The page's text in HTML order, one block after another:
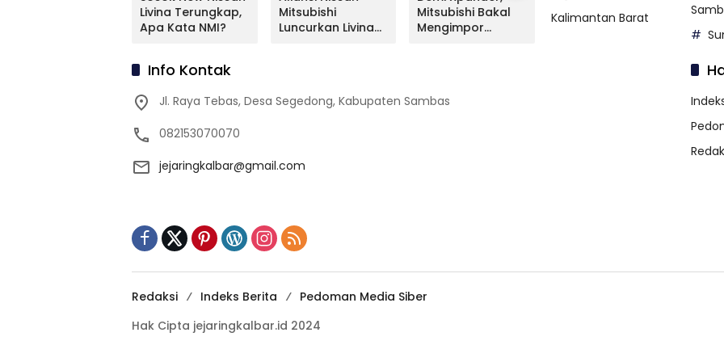
Livina Terungkap,
Apa Kata NMI?
Mitsubishi
Luncurkan Livina
Mitsubishi Bakal
Mengimpor
Livina Terungkap,
Apa Kata NMI?
Info Kontak
Jl. Raya Tebas, Desa Segedong, Kabupaten Sambas
082153070070
jejaringkalbar@gmail.com
Kalimantan Barat
Redaksi Indeks Berita
Pedoman Media Siber
Hak Cipta jejaringkalbar.id 2024